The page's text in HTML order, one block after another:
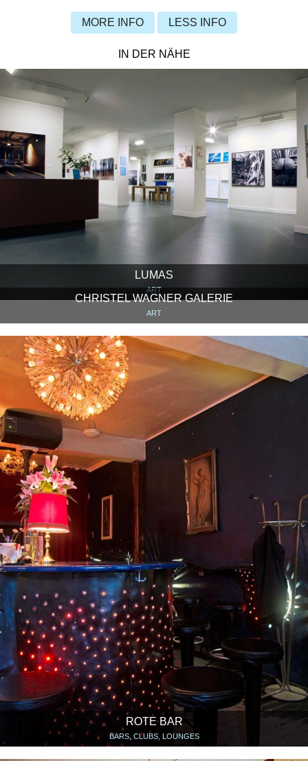
MORE INFO LESS INFO
IN DER NÄHE
LUMAS
ART
CHRISTEL WAGNER GALERIE
ART
ROTE BAR
BARS, CLUBS, LOUNGES